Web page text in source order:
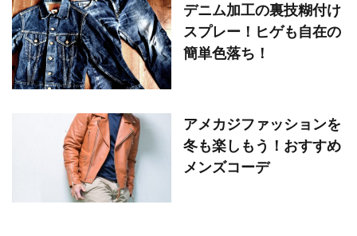
デニム加工の裏技糊付け
スプレー！ヒゲも自在の
簡単色落ち！
アメカジファッションを
冬も楽しもう！おすすめ
メンズコーデ